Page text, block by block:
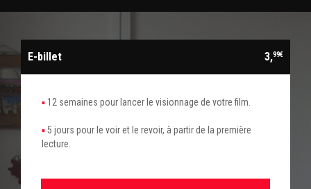
E-billet 3,99€
12 semaines pour lancer le visionnage de votre film.
5 jours pour le voir et le revoir, à partir de la première
lecture.